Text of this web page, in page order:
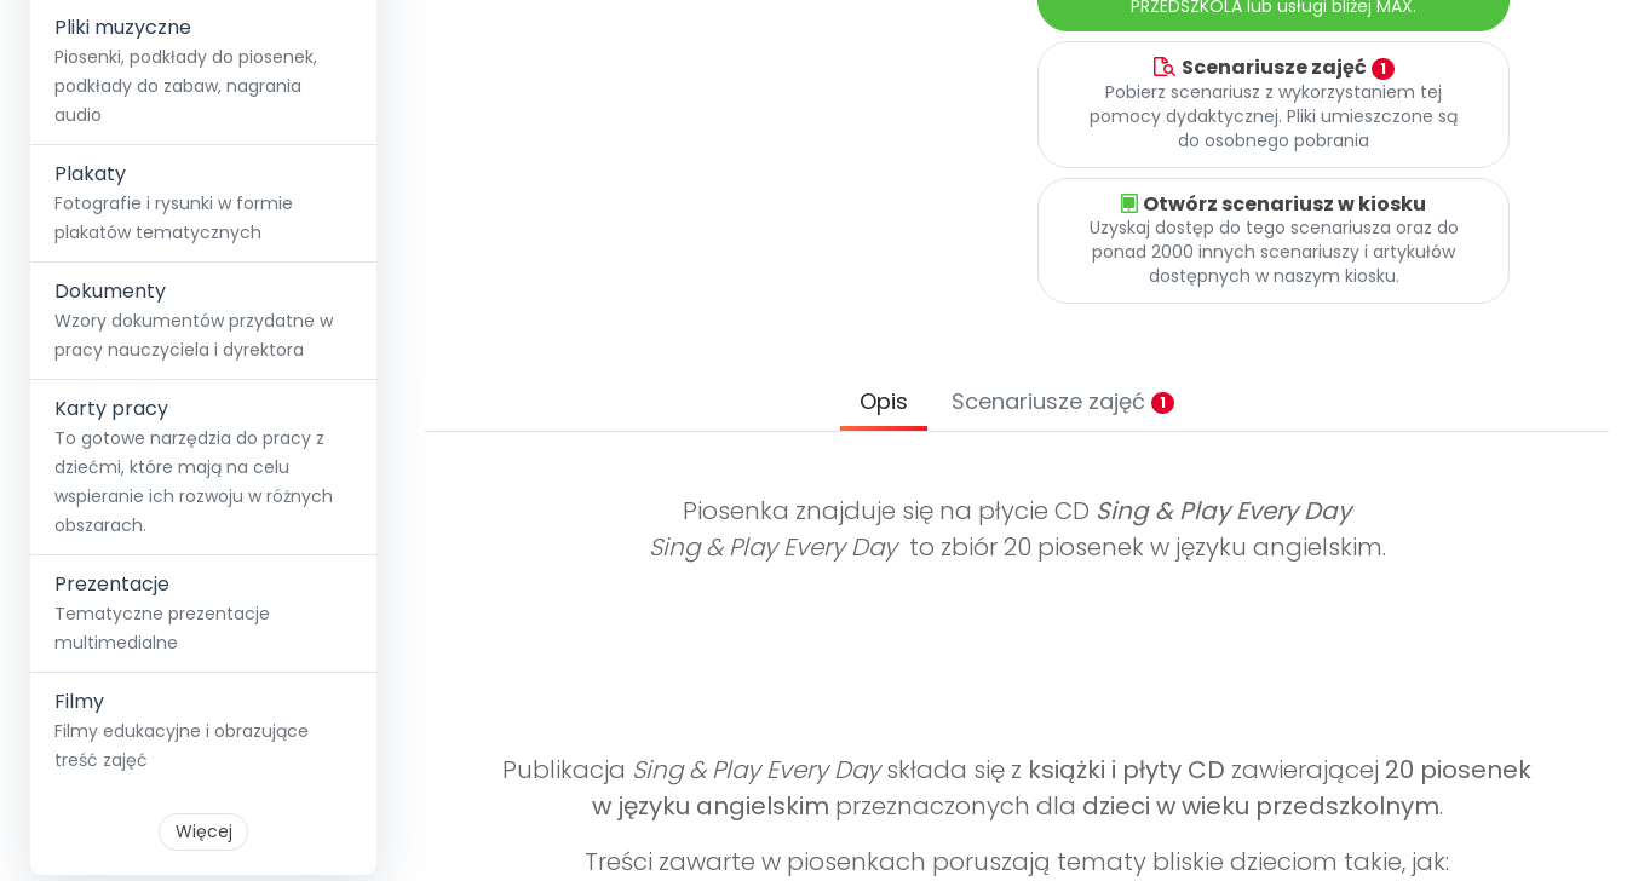
Pliki muzyczne
Piosenki, podkłady do piosenek,
podkłady do zabaw, nagrania
audio
Plakaty
Fotografie i rysunki w formie
plakatów tematycznych
Dokumenty
Wzory dokumentów przydatne w
pracy nauczyciela i dyrektora
Karty pracy
To gotowe narzędzia do pracy z
dziećmi, które mają na celu
wspieranie ich rozwoju w różnych
obszarach.
Prezentacje
Tematyczne prezentacje
multimedialne
Filmy
Filmy edukacyjne i obrazujące
treść zajęć
Więcej
PRZEDSZKOLA lub usługi bliżej MAX.
Scenariusze zajęć 1
Pobierz scenariusz z wykorzystaniem tej
pomocy dydaktycznej. Pliki umieszczone są
do osobnego pobrania
Otwórz scenariusz w kiosku
Uzyskaj dostęp do tego scenariusza oraz do
ponad 2000 innych scenariuszy i artykułów
dostępnych w naszym kiosku.
Opis Scenariusze zajęć 1
Piosenka znajduje się na płycie CD Sing & Play Every Day
Sing & Play Every Dayto zbiór 20 piosenek w języku angielskim.
Publikacja Sing & Play Every Dayskłada się z książki i płyty CD zawierającej 20 piosenek
w języku angielskim przeznaczonych dla dzieci w wieku przedszkolnym.
Treści zawarte w piosenkach poruszają tematy bliskie dzieciom takie, jak: